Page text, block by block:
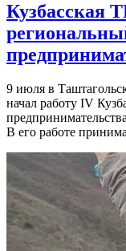
Кузбасская
9 июля в
начал работу IV
В его работе